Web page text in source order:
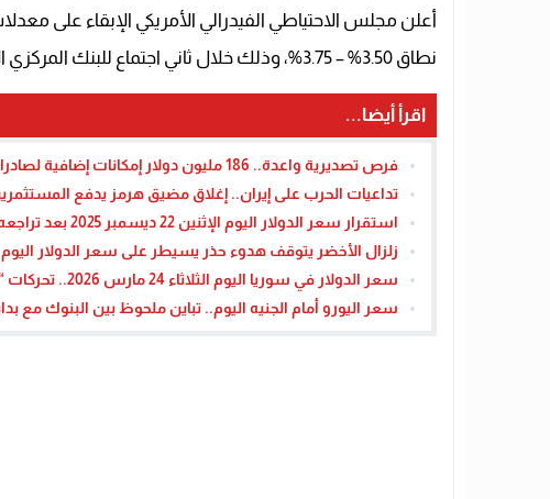
أعلن مجلس الاحتياطي الفيدرالي الأمريكي الإبقاء على
نطاق 3.50% – 3.75%، وذلك خلال ثاني اجتماع للبنك المركزي الأمريكي هذا العام.
اقرأ أيضا...
فرص تصديرية واعدة.. 186 مليون دولار إمكانات إضافية لصادرات الشوكولاتة المصرية – القاهرة تايمز
تداعيات الحرب على إيران.. إغلاق مضيق هرمز يدفع
استقرار سعر الدولار اليوم الإثنين 22 ديسمبر 2025 بعد تراجعه في 10 بنوك
زلزال الأخضر يتوقف هدوء حذر يسيطر على سعر الدولار
سعر الدولار في سوريا اليوم الثلاثاء 24 مارس 2026.. تحركات “الموازي” وحوافز ضريبية لـ 30 ألف منشأة
سعر اليورو أمام الجنيه اليوم.. تباين ملحوظ بين البنوك مع